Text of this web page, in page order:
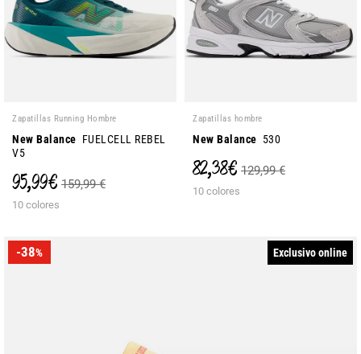
Zapatillas Running Hombre
New Balance FUELCELL REBEL
V5
95,99 € 159,99 €
10 colores
Zapatillas hombre
New Balance 530
82,38 € 129,99 €
10 colores
-38% Exclusivo online